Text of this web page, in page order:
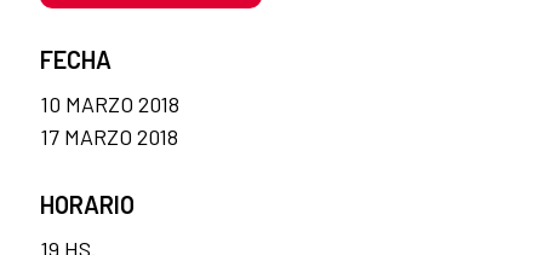
FECHA
10 MARZO 2018
17 MARZO 2018
HORARIO
19 HS.